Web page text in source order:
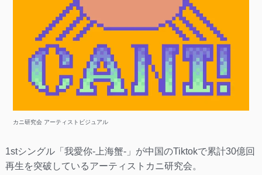
カニ研究会 アーティストビジュアル
1stシングル「我愛你-上海蟹-」が中国のTiktokで累計30億回
再生を突破しているアーティストカニ研究会。